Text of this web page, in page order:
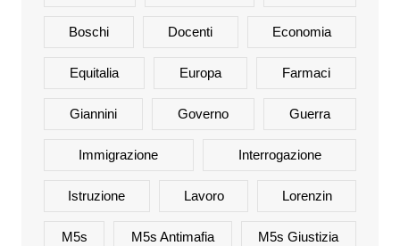
Boschi Docenti Economia
Equitalia Europa Farmaci
Giannini Governo Guerra
Immigrazione Interrogazione
Istruzione Lavoro Lorenzin
M5s M5s Antimafia M5s Giustizia